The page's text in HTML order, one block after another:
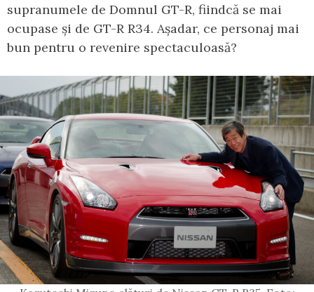
supranumele de Domnul GT-R, fiindcă se mai
ocupase și de GT-R R34. Așadar, ce personaj mai
bun pentru o revenire spectaculoasă?